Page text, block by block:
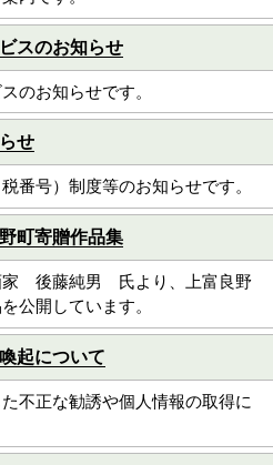
スのお知らせ
のお知らせです。
せ
番号）制度等のお知らせです。
町寄贈作品集
家 後藤純男 氏より、上富良野
公開しています。
起について
不正な勧誘や個人情報の取得に